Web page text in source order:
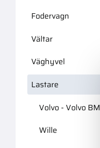
Fodervagn
Vältar
Väghyvel
Lastare
Volvo - Volvo BM
Wille